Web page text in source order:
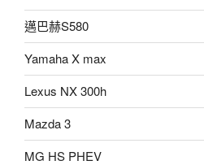
邁巴赫S580
Yamaha X max
Lexus NX 300h
Mazda 3
MG HS PHEV